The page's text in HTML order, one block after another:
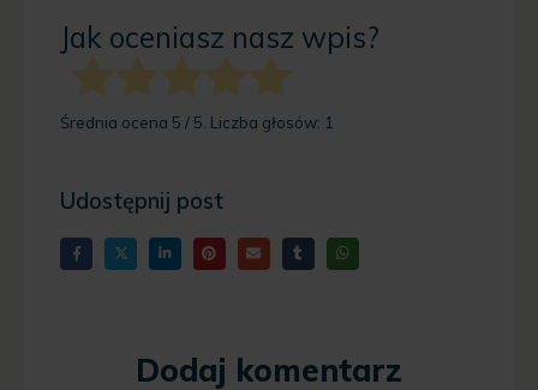
Jak oceniasz nasz wpis?
Średnia ocena 5 / 5. Liczba głosów: 1
Udostępnij post
Dodaj komentarz